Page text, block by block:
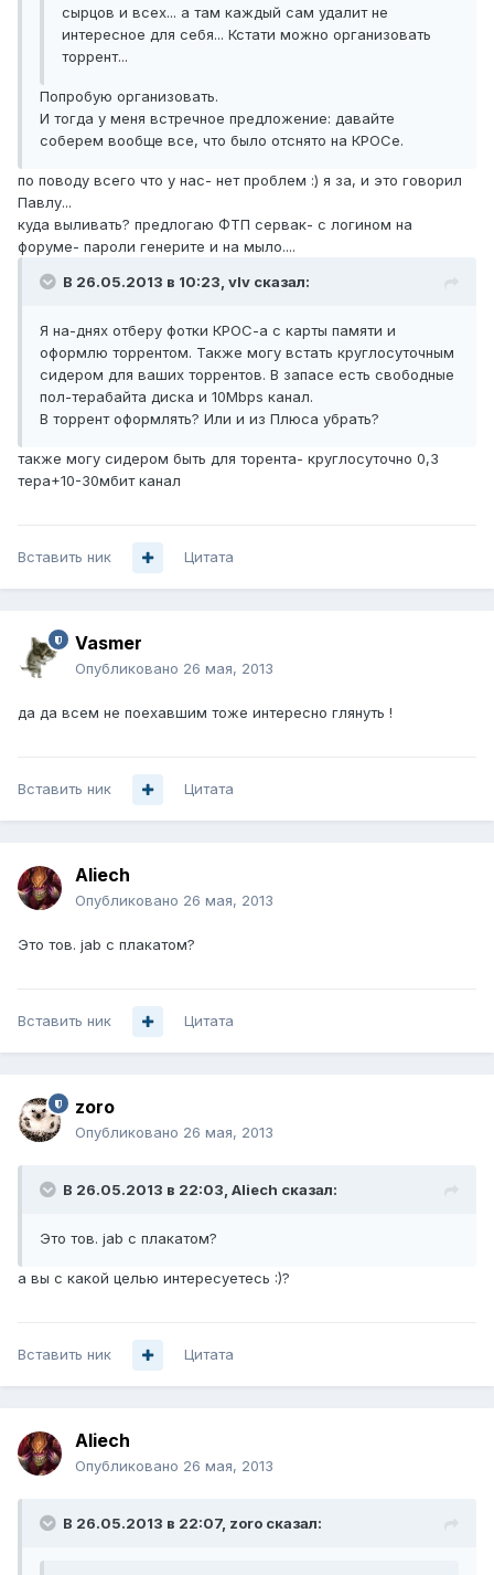
сырцов и всех... а там каждый сам удалит не
интересное для себя... Кстати можно организовать
торрент...
Попробую организовать.
И тогда у меня встречное предложение: давайте
соберем вообще все, что было отснято на КРОСе.
по поводу всего что у нас- нет проблем :) я за, и это говорил
Павлу...
куда выливать? предлогаю ФТП сервак- с логином на
форуме- пароли генерите и на мыло....
В 26.05.2013 в 10:23, vIv сказал:
Я на-днях отберу фотки КРОС-а с карты памяти и
оформлю торрентом. Также могу встать круглосуточным
сидером для ваших торрентов. В запасе есть свободные
пол-терабайта диска и 10Мbps канал.
В торрент оформлять? Или и из Плюса убрать?
также могу сидером быть для торента- круглосуточно 0,3
тера+10-30мбит канал
Вставить ник Цитата
Vasmer
Опубликовано 26 мая, 2013
да да всем не поехавшим тоже интересно глянуть !
Вставить ник Цитата
Aliech
Опубликовано 26 мая, 2013
Это тов. jab с плакатом?
Вставить ник Цитата
zoro
Опубликовано 26 мая, 2013
В 26.05.2013 в 22:03, Aliech сказал:
Это тов. jab с плакатом?
а вы с какой целью интересуетесь :)?
Вставить ник Цитата
Aliech
Опубликовано 26 мая, 2013
В 26.05.2013 в 22:07, zoro сказал: